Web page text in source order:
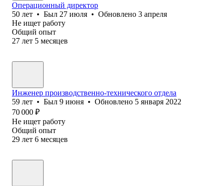
Операционный директор
50 лет • Был 27 июля • Обновлено 3 апреля
Не ищет работу
Общий опыт
27 лет 5 месяцев
Инженер производственно-технического отдела
59 лет • Был 9 июня • Обновлено 5 января 2022
70 000 ₽
Не ищет работу
Общий опыт
29 лет 6 месяцев